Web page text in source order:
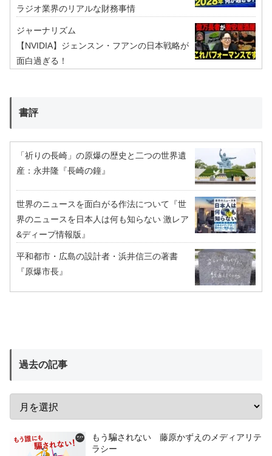
ラジオ業界のリアルな財務事情
ジャーナリズム
【NVIDIA】ジェンスン・フアンの日本戦略が
面白過ぎる！
書評
「祈りの長崎」の原爆の歴史と二つの世界遺
産：永井隆『長崎の鐘』
世界のニュースを面白がる作法について『世
界のニュースを日本人は何も知らない 激レア
&ディープ情報版』
平和都市・広島の設計者・浜井信三の著書
『原爆市長』
過去の記事
もう騙されない 藤原かずえのメディアリテ
ラシー